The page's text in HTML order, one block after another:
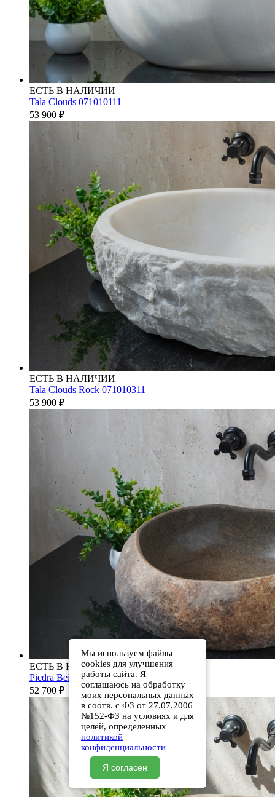
ЕСТЬ В НАЛИЧИИ
Tala Clouds 071010111
53 900 ₽
ЕСТЬ В НАЛИЧИИ
Tala Clouds Rock 071010311
53 900 ₽
ЕСТЬ В НАЛИЧИИ
Piedra Beige S286 00501111613
52 700 ₽
Мы используем файлы
cookies для улучшения
работы сайта. Я
соглашаюсь на обработку
моих персональных данных
в соотв. с ФЗ от 27.07.2006
№152-ФЗ на условиях и для
целей, определенных
политикой
конфиденциальности
Я согласен